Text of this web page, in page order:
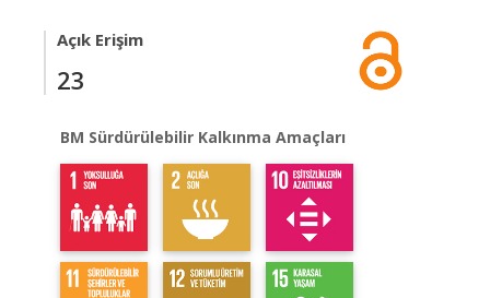
Açık Erişim
23
BM Sürdürülebilir Kalkınma Amaçları